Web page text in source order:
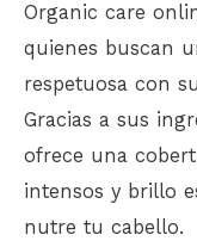
Organic care
quienes buscan
respetuosa con
Gracias a sus
ofrece una
intensos y brillo
nutre tu cabello.